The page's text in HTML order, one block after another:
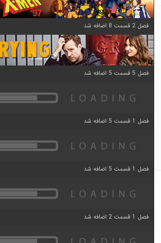
فصل 2 قسمت 8 اضافه شد
فصل 5 قسمت 5 اضافه شد
فصل 1 قسمت 5 اضافه شد
فصل 1 قسمت 5 اضافه شد
فصل 1 قسمت 2 اضافه شد